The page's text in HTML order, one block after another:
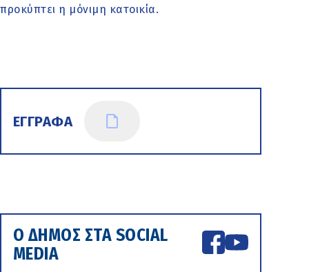
προκύπτει η μόνιμη κατοικία.
ΕΓΓΡΑΦΑ
Ο ΔΗΜΟΣ ΣΤΑ SOCIAL
MEDIA